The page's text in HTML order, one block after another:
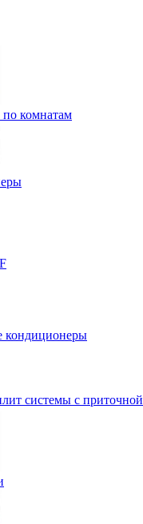
комнатам
кондиционеры
системы с